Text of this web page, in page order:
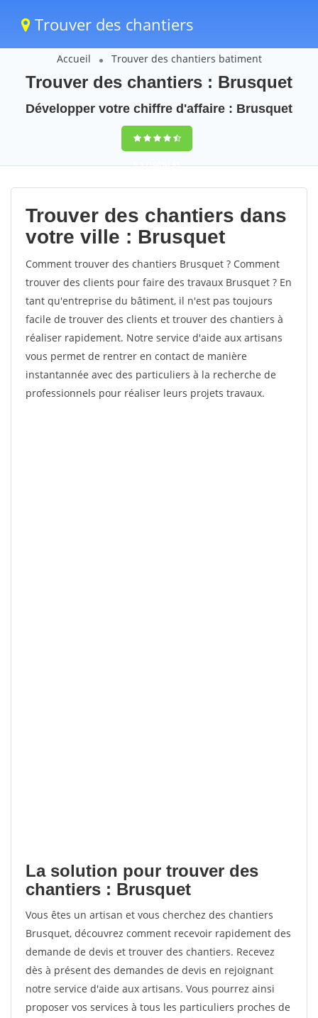
Trouver des chantiers
Accueil Trouver des chantiers batiment
Trouver des chantiers : Brusquet
Développer votre chiffre d'affaire : Brusquet
9,5(100%)41
votes
Trouver des chantiers dans
votre ville : Brusquet
Comment trouver des chantiers Brusquet ? Comment
trouver des clients pour faire des travaux Brusquet ? En
tant qu'entreprise du bâtiment, il n'est pas toujours
facile de trouver des clients et trouver des chantiers à
réaliser rapidement. Notre service d'aide aux artisans
vous permet de rentrer en contact de manière
instantannée avec des particuliers à la recherche de
professionnels pour réaliser leurs projets travaux.
La solution pour trouver des
chantiers : Brusquet
Vous êtes un artisan et vous cherchez des chantiers
Brusquet, découvrez comment recevoir rapidement des
demande de devis et trouver des chantiers. Recevez
dès à présent des demandes de devis en rejoignant
notre service d'aide aux artisans. Vous pourrez ainsi
proposer vos services à tous les particuliers proches de